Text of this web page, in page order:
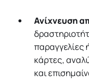
Ανίχνευση
παραγγελίες
κάρτες,
και